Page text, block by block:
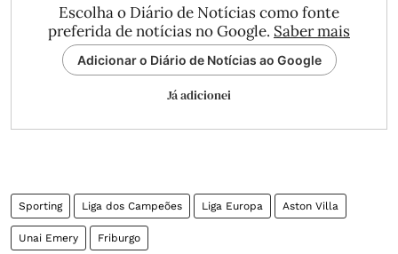
Escolha o Diário de Notícias como fonte
preferida de notícias no Google. Saber mais
Adicionar o Diário de Notícias ao Google
Já adicionei
Sporting Liga dos Campeões Liga Europa Aston Villa
Unai Emery Friburgo